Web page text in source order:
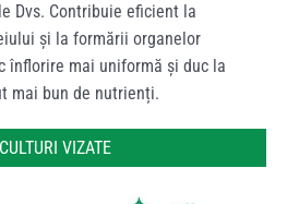
Dvs. Contribuie eficient la
și la formării organelor
înflorire mai uniformă și duc la
mai bun de nutrienți.
CULTURI VIZATE